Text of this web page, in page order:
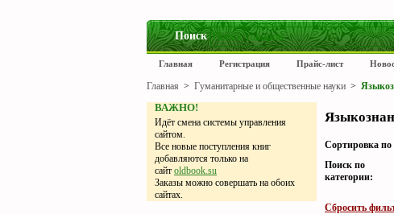
Поиск
Главная Регистрация Прайс-лист
Главная > Гуманитарные и общественные науки >
ВАЖНО!
Идёт смена системы управления
сайтом.
Все новые поступления книг
добавляются только на
сайт oldbook.su
Заказы можно совершать на обоих
сайтах.
Сортировка
Поиск по
категории:
Сбросить